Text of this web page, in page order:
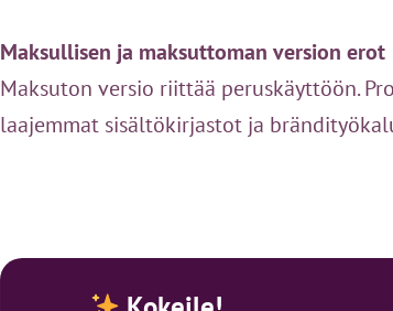
Maksullisen ja maksuttoman version erot
Maksuton versio riittää peruskäyttöön.
laajemmat sisältökirjastot ja